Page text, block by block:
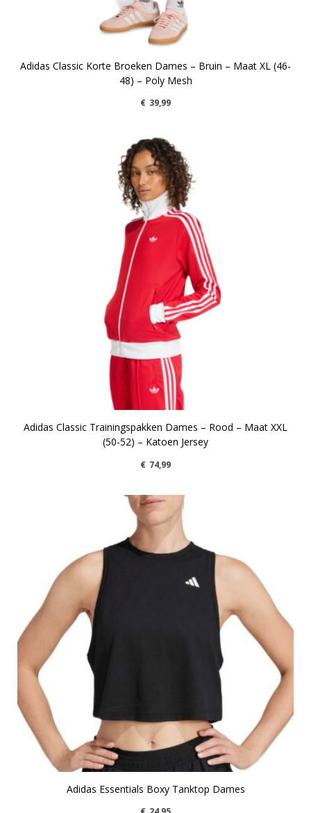
Adidas Classic Korte Broeken Dames – Bruin – Maat XL (46-
48) – Poly Mesh
€ 39,99
Adidas Classic Trainingspakken Dames – Rood – Maat XXL
(50-52) – Katoen Jersey
€ 74,99
Adidas Essentials Boxy Tanktop Dames